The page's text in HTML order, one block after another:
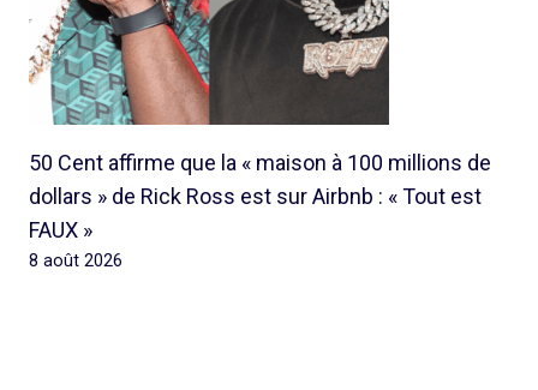
50 Cent affirme que la « maison à 100 millions de
dollars » de Rick Ross est sur Airbnb : « Tout est
FAUX »
8 août 2026